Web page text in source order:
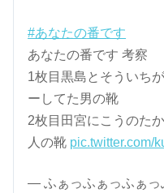
#あなたの番です
あなたの番です 考察
1枚目黒島とそういち
ーしてた男の靴
2枚目田宮にこうのた
人の靴 pic.twitter.com/
— ふぁっふぁっふぁっ